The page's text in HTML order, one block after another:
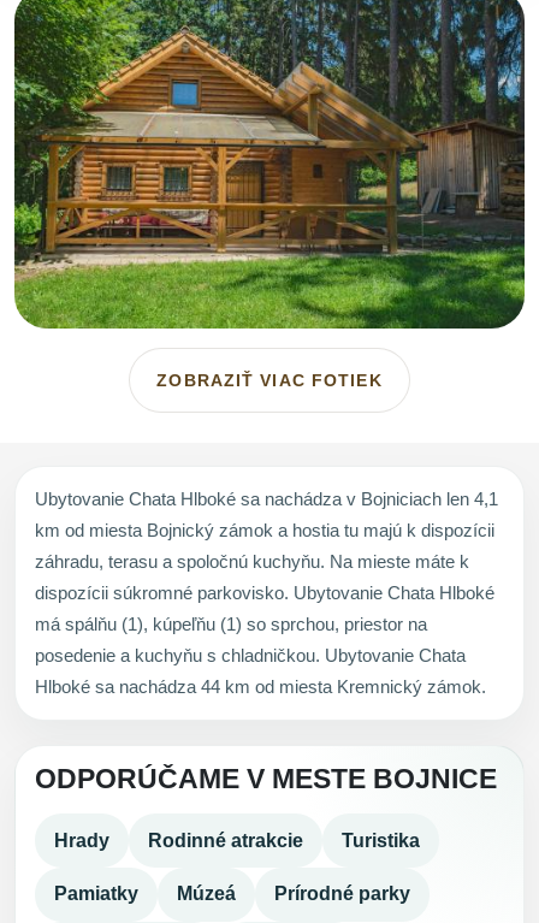
ZOBRAZIŤ VIAC FOTIEK
Ubytovanie Chata Hlboké sa nachádza v Bojniciach len 4,1
km od miesta Bojnický zámok a hostia tu majú k dispozícii
záhradu, terasu a spoločnú kuchyňu. Na mieste máte k
dispozícii súkromné parkovisko. Ubytovanie Chata Hlboké
má spálňu (1), kúpeľňu (1) so sprchou, priestor na
posedenie a kuchyňu s chladničkou. Ubytovanie Chata
Hlboké sa nachádza 44 km od miesta Kremnický zámok.
ODPORÚČAME V MESTE BOJNICE
Hrady Rodinné atrakcie Turistika
Pamiatky Múzeá Prírodné parky